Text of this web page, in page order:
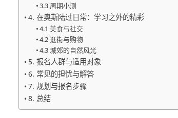
3.3 周期小测
4. 在奥斯陆过日常：学习之外的精彩
4.1 美食与社交
4.2 逛街与购物
4.3 城郊的自然风光
5. 报名人群与适用对象
6. 常见的担忧与解答
7. 规划与报名步骤
8. 总结